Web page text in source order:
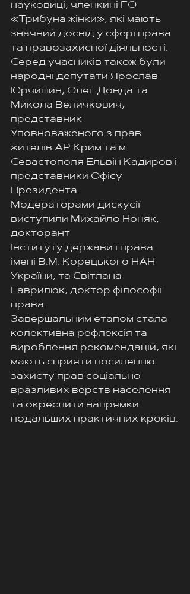
науковиці, членкині ГО
«Трибуна жінки», які мають
значний досвід у сфері права
та правозахисної діяльності.
Серед учасників також були
народні депутати Ярослав
Юрчишин, Олег Донда та
Микола Величкович,
представник
Уповноваженого з прав
жителів АР Крим та м.
Севастополя Ельвін Кадиров і
представники Офісу
Президента.
Модераторами дискусії
виступили Михайло Ноняк,
докторант
Інституту держави і права
імені В.М. Корецького НАН
України, та Світлана
Гаврилюк, доктор філософії
права.
Завершальним етапом стала
колективна рефлексія та
вироблення рекомендацій, які
мають сприяти посиленню
захисту прав соціально
вразливих верств населення
та окреслити напрямки
подальших практичних кроків.